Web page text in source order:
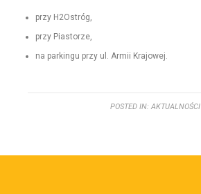
przy H2Ostróg,
przy Pias­torze,
na parkingu przy ul. Armii Krajowej.
POSTED IN: AKTUALNOŚCI